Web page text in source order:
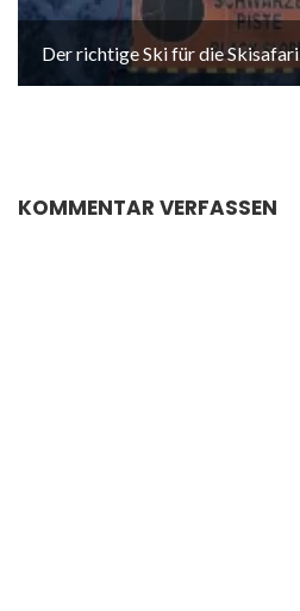
Der richtige Ski für die Skisafari
KOMMENTAR VERFASSEN